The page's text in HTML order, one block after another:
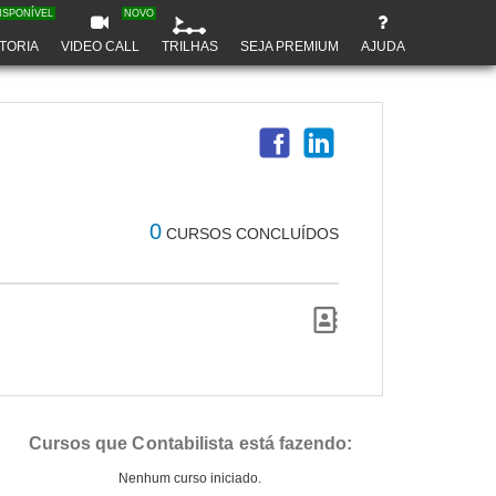
VIDEO CALL
NOVO
TRILHAS SEJA PREMIUM AJUDA
0 CURSOS CONCLUÍDOS
Cursos que Contabilista está fazendo:
Nenhum curso iniciado.